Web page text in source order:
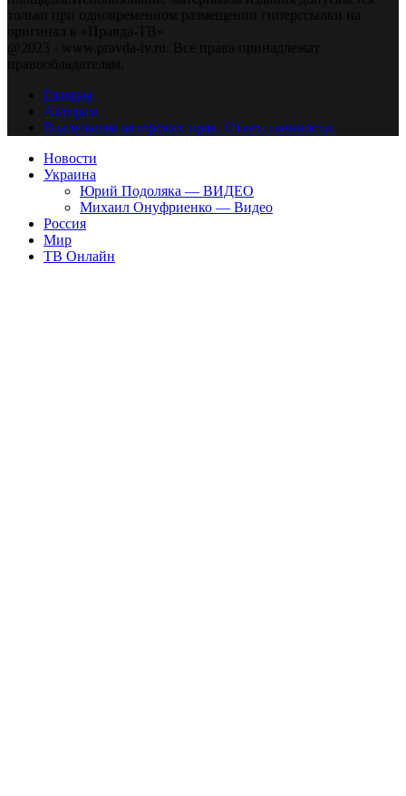
только при одновременном размещении гиперссылки на
оригинал в «Правда-ТВ»
@2023 - www.pravda-tv.ru. Все права принадлежат
правообладателям.
Главная
Авторам
Владельцам авторских прав. Ответственности.
Новости
Украина
Юрий Подоляка — ВИДЕО
Михаил Онуфриенко — Видео
Россия
Мир
ТВ Онлайн